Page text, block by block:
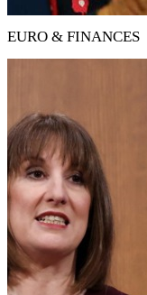
EURO & FINANCES